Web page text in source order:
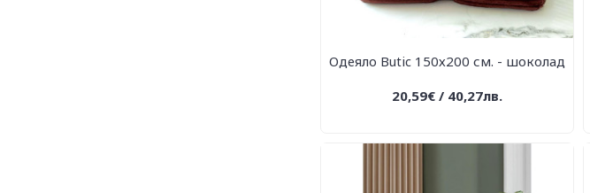
Одеяло Butic 150х200 см. - шоколад
20,59€ / 40,27лв.